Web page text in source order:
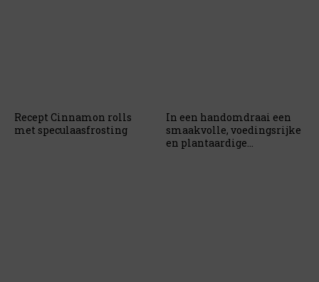
Recept Cinnamon rolls
met speculaasfrosting
In een handomdraai een
smaakvolle, voedingsrijke
en plantaardige